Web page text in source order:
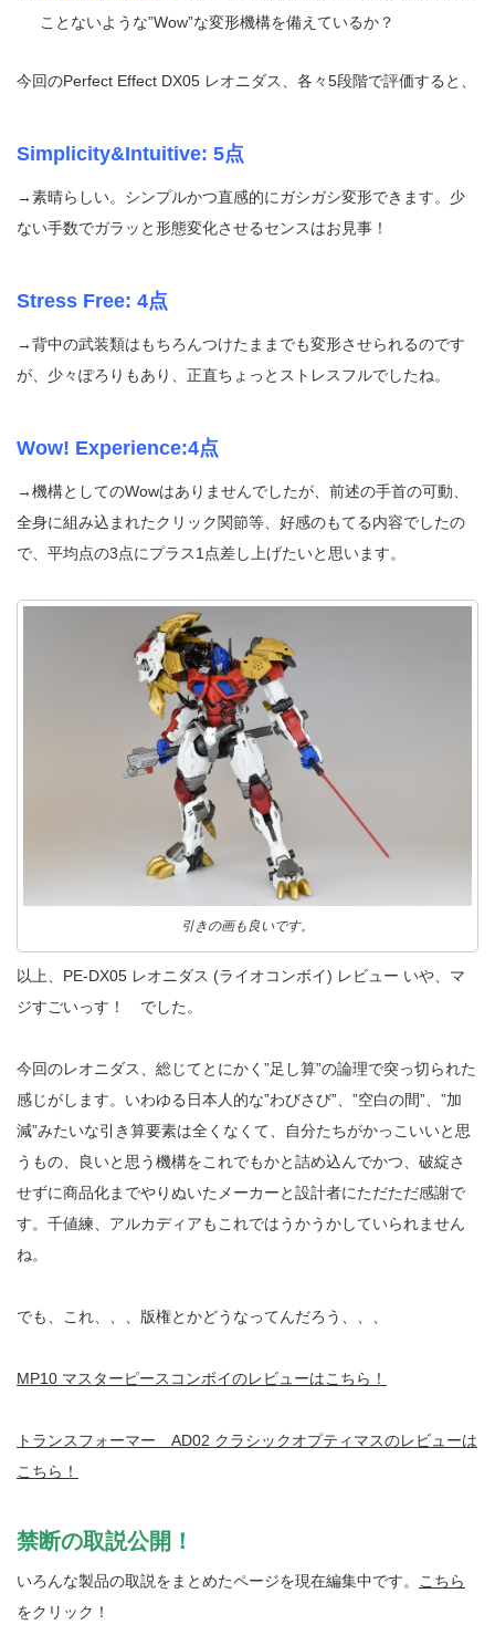
ことないような”Wow”な変形機構を備えているか？
今回のPerfect Effect DX05 レオニダス、各々5段階で評価すると、
Simplicity&Intuitive: 5点
→素晴らしい。シンプルかつ直感的にガシガシ変形できます。少
ない手数でガラッと形態変化させるセンスはお見事！
Stress Free: 4点
→背中の武装類はもちろんつけたままでも変形させられるのです
が、少々ぽろりもあり、正直ちょっとストレスフルでしたね。
Wow! Experience:4点
→機構としてのWowはありませんでしたが、前述の手首の可動、
全身に組み込まれたクリック関節等、好感のもてる内容でしたの
で、平均点の3点にプラス1点差し上げたいと思います。
引きの画も良いです。
以上、PE-DX05 レオニダス (ライオコンボイ) レビュー いや、マ
ジすごいっす！ でした。
今回のレオニダス、総じてとにかく”足し算”の論理で突っ切られた
感じがします。いわゆる日本人的な”わびさび”、”空白の間”、”加
減”みたいな引き算要素は全くなくて、自分たちがかっこいいと思
うもの、良いと思う機構をこれでもかと詰め込んでかつ、破綻さ
せずに商品化までやりぬいたメーカーと設計者にただただ感謝で
す。千値練、アルカディアもこれではうかうかしていられません
ね。
でも、これ、、、版権とかどうなってんだろう、、、
MP10 マスターピースコンボイのレビューはこちら！
トランスフォーマー AD02 クラシックオプティマスのレビューは
こちら！
禁断の取説公開！
いろんな製品の取説をまとめたページを現在編集中です。
こちら
をクリック！